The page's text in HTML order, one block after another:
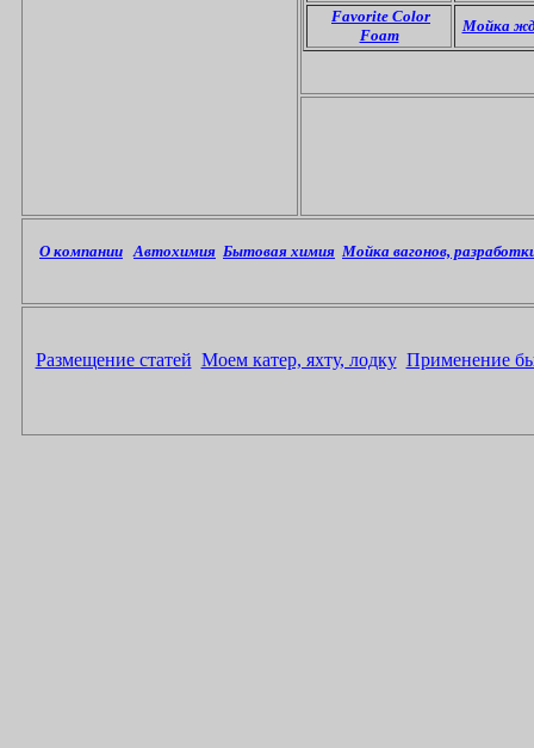
Favorite Color
Foam
Мойка жд
О компании Автохимия Бытовая химия Мойка вагонов,
Размещение статей Моем катер, яхту, лодку Применение